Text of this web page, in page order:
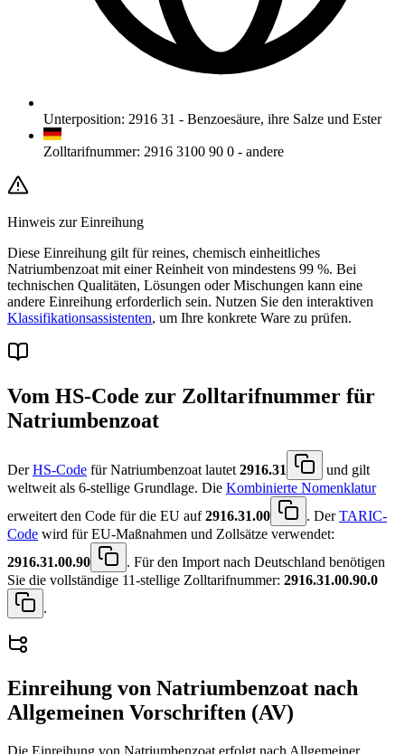
Unterposition: 2916 31 - Benzoesäure, ihre Salze und Ester
Zolltarifnummer: 2916 3100 90 0 - andere
Hinweis zur Einreihung
Diese Einreihung gilt für reines, chemisch einheitliches
Natriumbenzoat mit einer Reinheit von mindestens 99 %. Bei
technischen Qualitäten, Lösungen oder Mischungen kann eine
andere Einreihung erforderlich sein. Nutzen Sie den interaktiven
Klassifikationsassistenten, um Ihre konkrete Ware zu prüfen.
Vom HS-Code zur Zolltarifnummer für
Natriumbenzoat
DerHS-Code für Natriumbenzoat lautet2916.31
und gilt
weltweit als 6-stellige Grundlage. Die Kombinierte Nomenklatur
erweitert den Code für die EU auf2916.31.00 . DerTARIC-
Code wird für EU-Maßnahmen und Zollsätze verwendet:
2916.31.00.90
. Für den Import nach Deutschland benötigen
Sie die vollständige 11-stellige Zolltarifnummer: 2916.31.00.90.0
.
Einreihung von Natriumbenzoat nach
Allgemeinen Vorschriften (AV)